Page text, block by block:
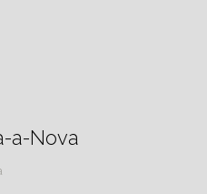
a-Nova